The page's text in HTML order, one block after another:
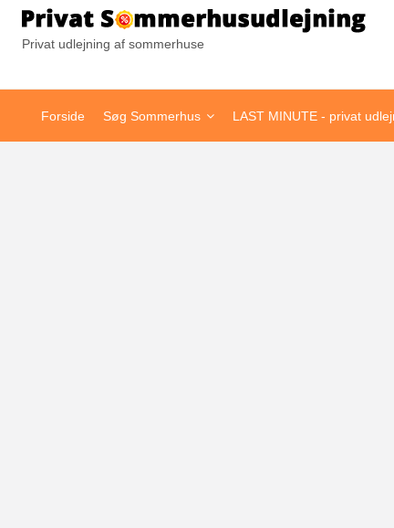
Privat udlejning af sommerhuse
Forside Søg Sommerhus LAST MINUTE - privat